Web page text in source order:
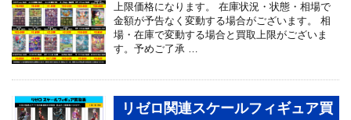
上限価格になります。 在庫状況・状態・相場で
金額が予告なく変動する場合がございます。 相
場・在庫で変動する場合と買取上限がございま
す。予めご了承 …
リゼロ関連スケールフィギュア買